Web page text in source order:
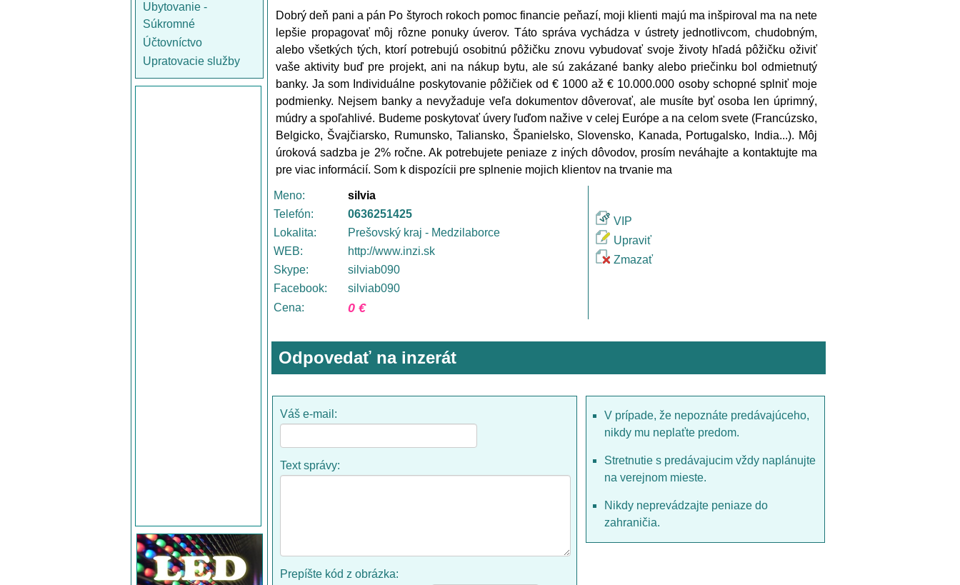
Ubytovanie -
Súkromné
Účtovníctvo
Upratovacie služby
Dobrý deň pani a pán Po štyroch rokoch pomoc financie peňazí, moji klienti majú ma inšpiroval ma na nete
lepšie propagovať môj rôzne ponuky úverov. Táto správa vychádza v ústrety jednotlivcom, chudobným,
alebo všetkých tých, ktorí potrebujú osobitnú pôžičku znovu vybudovať svoje životy hľadá pôžičku oživiť
vaše aktivity buď pre projekt, ani na nákup bytu, ale sú zakázané banky alebo priečinku bol odmietnutý
banky. Ja som Individuálne poskytovanie pôžičiek od € 1000 až € 10.000.000 osoby schopné splniť moje
podmienky. Nejsem banky a nevyžaduje veľa dokumentov dôverovať, ale musíte byť osoba len úprimný,
múdry a spoľahlivé. Budeme poskytovať úvery ľuďom nažive v celej Európe a na celom svete (Francúzsko,
Belgicko, Švajčiarsko, Rumunsko, Taliansko, Španielsko, Slovensko, Kanada, Portugalsko, India...). Môj
úroková sadzba je 2% ročne. Ak potrebujete peniaze z iných dôvodov, prosím neváhajte a kontaktujte ma
pre viac informácií. Som k dispozícii pre splnenie mojich klientov na trvanie ma
Meno:
silvia
Telefón:
0636251425
Lokalita:
Prešovský kraj - Medzilaborce
WEB:
http://www.inzi.sk
Skype:
silviab090
Facebook:
silviab090
Cena:
0 €
VIP
Upraviť
Zmazať
Odpovedať na inzerát
Váš e-mail:
Text správy:
Prepíšte kód z obrázka:
V prípade, že nepoznáte predávajúceho,
nikdy mu neplaťte predom.
Stretnutie s predávajucim vždy naplánujte
na verejnom mieste.
Nikdy neprevádzajte peniaze do
zahraničia.